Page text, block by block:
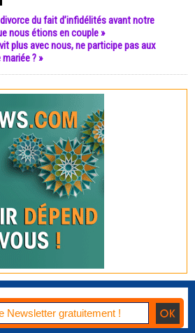
du fait d’infidélités avant notre
nous étions en couple »
plus avec nous, ne participe pas aux
? »